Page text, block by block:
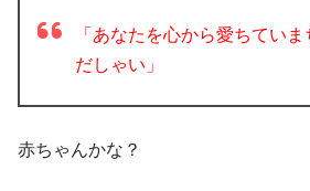
「あなたを心から愛ちていま
だしゃい」
赤ちゃんかな？